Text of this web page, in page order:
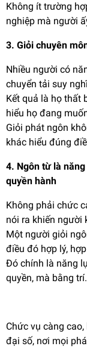
Không ít trường
nghiệp mà người
3. Giỏi chuyên
Nhiều người có
chuyển tải suy
Kết quả là họ thất
hiểu họ đang
Giỏi phát ngôn
khác hiểu đúng
4. Ngôn từ là
quyền hành
Không phải chức
nói ra khiến người
Một người giỏi
điều đó hợp lý,
Đó chính là năng
quyền, mà bằng trí.
Chức vụ càng
đại số, nơi mọi